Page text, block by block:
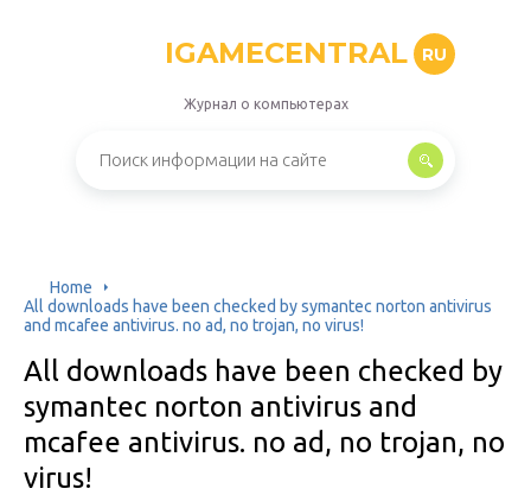
IGAMECENTRAL RU
Журнал о компьютерах
Home
All downloads have been checked by symantec norton antivirus
and mcafee antivirus. no ad, no trojan, no virus!
All downloads have been checked by
symantec norton antivirus and
mcafee antivirus. no ad, no trojan, no
virus!